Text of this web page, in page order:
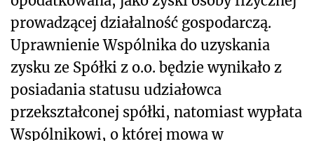
prowadzącej działalność gospodarczą.
Uprawnienie Wspólnika do uzyskania
zysku ze Spółki z o.o. będzie wynikało z
posiadania statusu udziałowca
przekształconej spółki, natomiast wypłata
Wspólnikowi, o której mowa w